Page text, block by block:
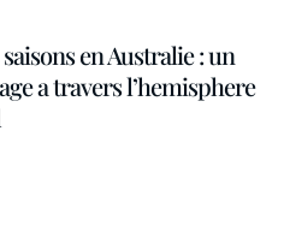
en Australie : un
a travers l’hemisphere